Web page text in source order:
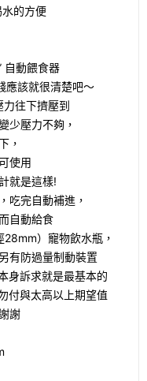
的方便
自動餵食器
應該就很清楚吧～
往下擠壓到
少壓力不夠，
，
使用
就是這樣!
吃完自動補進，
自動給食
）寵物飲水瓶，
有防過量制動裝置
身訴求就是最基本的
付與太高以上期望值
謝